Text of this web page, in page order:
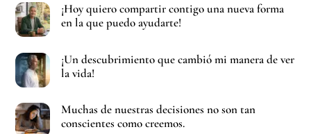
¡Hoy quiero compartir contigo una nueva forma
en la que puedo ayudarte!
¡Un descubrimiento que cambió mi manera de ver
la vida!
Muchas de nuestras decisiones no son tan
conscientes como creemos.